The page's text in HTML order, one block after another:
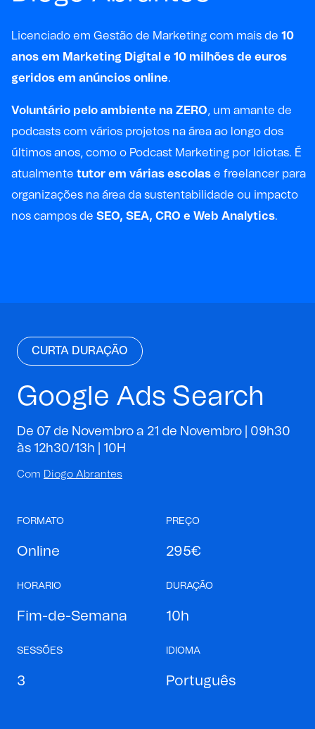
Licenciado em Gestão de Marketing com mais de 10
anos em Marketing Digital e 10 milhões de euros
geridos em anúncios online.
Voluntário pelo ambiente na ZERO, um amante de
podcasts com vários projetos na área ao longo dos
últimos anos, como o Podcast Marketing por Idiotas. É
atualmente tutor em várias escolas e freelancer para
organizações na área da sustentabilidade ou impacto
nos campos de SEO, SEA, CRO e Web Analytics.
CURTA DURAÇÃO
Google Ads Search
De 07 de Novembro a 21 de Novembro | 09h30
às 12h30/13h | 10H
Com Diogo Abrantes
FORMATO
Online
PREÇO
295€
HORARIO
Fim-de-Semana
DURAÇÃO
10h
SESSÕES
3
IDIOMA
Português